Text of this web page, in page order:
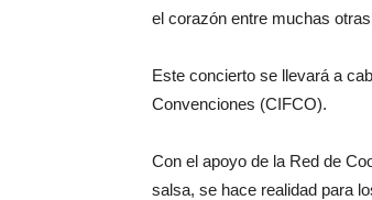
el corazón entre muchas
Este concierto se llevará a
Convenciones (CIFCO).
Con el apoyo de la Red de
salsa, se hace realidad para